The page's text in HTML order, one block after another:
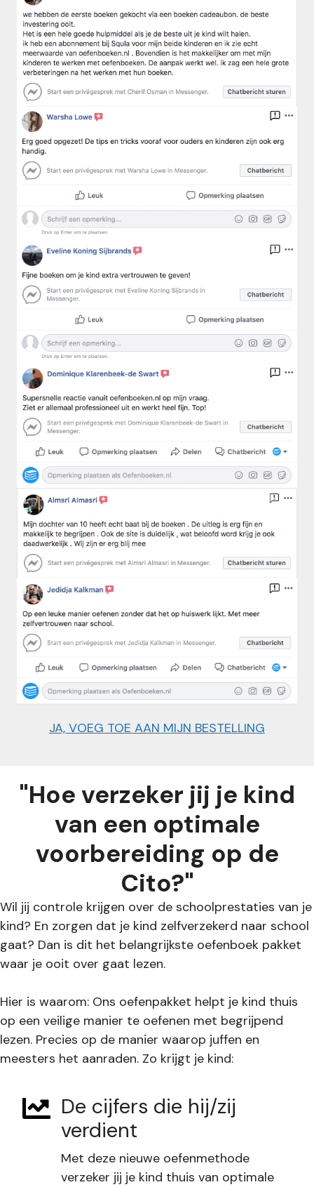
JA, VOEG TOE AAN MIJN BESTELLING
"Hoe verzeker jij je kind
van een optimale
voorbereiding op de
Cito?"
Wil jij controle krijgen over de schoolprestaties van je
kind? En zorgen dat je kind zelfverzekerd naar school
gaat? Dan is dit het belangrijkste oefenboek pakket
waar je ooit over gaat lezen.
Hier is waarom: Ons oefenpakket helpt je kind thuis
op een veilige manier te oefenen met begrijpend
lezen. Precies op de manier waarop juffen en
meesters het aanraden. Zo krijgt je kind:
De cijfers die hij/zij
verdient
Met deze nieuwe oefenmethode
verzeker jij je kind thuis van optimale